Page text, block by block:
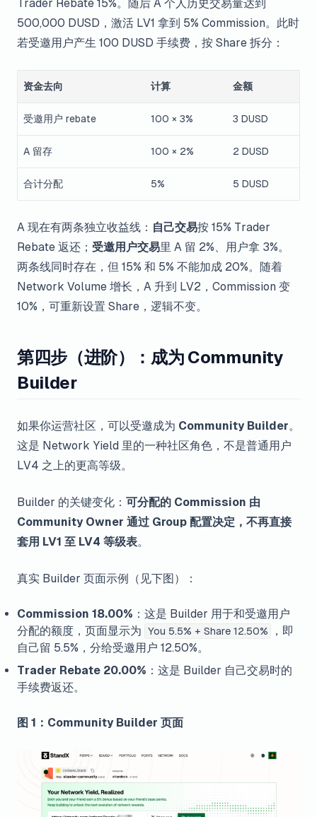
Trader Rebate 15%。随后 A 个人历史交易量达到
500,000 DUSD，激活 LV1 拿到 5% Commission。此时
若受邀用户产生 100 DUSD 手续费，按 Share 拆分：
资金去向 计算 金额
受邀用户 rebate 100 × 3% 3 DUSD
A 留存 100 × 2% 2 DUSD
合计分配 5% 5 DUSD
A 现在有两条独立收益线： 自己交易按 15% Trader
Rebate 返还； 受邀用户交易里 A 留 2%、用户拿 3%。
两条线同时存在，但 15% 和 5% 不能加成 20%。随着
Network Volume 增长，A 升到 LV2，Commission 变
10%，可重新设置 Share，逻辑不变。
第四步（进阶）：成为 Community
Builder
如果你运营社区，可以受邀成为 Community Builder。
这是 Network Yield 里的一种社区角色，不是普通用户
LV4 之上的更高等级。
Builder 的关键变化： 可分配的 Commission 由
Community Owner 通过 Group 配置决定，不再直接
套用 LV1 至 LV4 等级表。
真实 Builder 页面示例（见下图）：
Commission 18.00% ：这是 Builder 用于和受邀用户
分配的额度，页面显示为
You 5.5% + Share 12.50%
，即
自己留 5.5%，分给受邀用户 12.50%。
Trader Rebate 20.00% ：这是 Builder 自己交易时的
手续费返还。
图 1：Community Builder 页面